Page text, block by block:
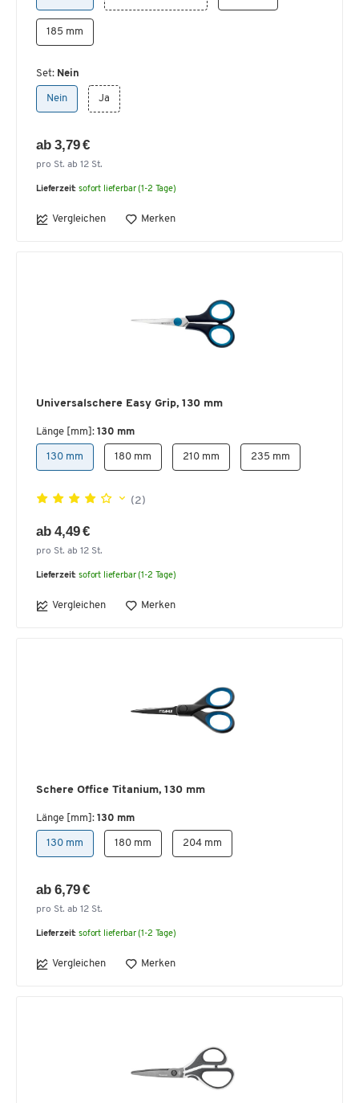
185 mm
Set: Nein
Nein Ja
ab 3,79 €
pro St. ab 12 St.
Lieferzeit: sofort lieferbar (1-2 Tage)
Vergleichen Merken
Universalschere Easy Grip, 130 mm
Länge [mm]: 130 mm
130 mm 180 mm 210 mm 235 mm
(2)
ab 4,49 €
pro St. ab 12 St.
Lieferzeit: sofort lieferbar (1-2 Tage)
Vergleichen Merken
Schere Office Titanium, 130 mm
Länge [mm]: 130 mm
130 mm 180 mm 204 mm
ab 6,79 €
pro St. ab 12 St.
Lieferzeit: sofort lieferbar (1-2 Tage)
Vergleichen Merken